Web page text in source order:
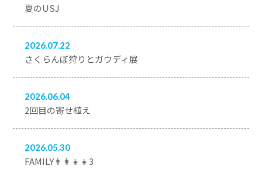
夏のUSJ
2026.07.22
さくらんぼ狩りとガウディ展
2026.06.04
2回目の寄せ植え
2026.05.30
FAMILY👨‍👩‍👧‍👧3